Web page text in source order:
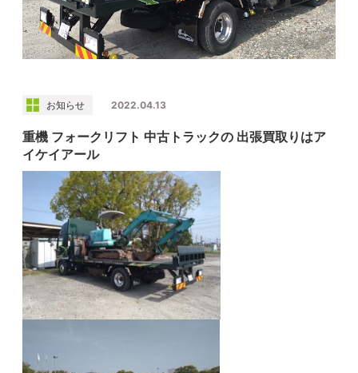
お知らせ 2022.04.13
重機 フォークリフト 中古トラックの 出張買取りはア
イケイアール